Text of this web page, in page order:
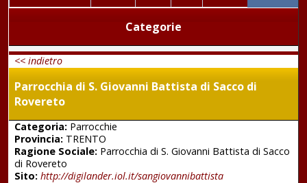
Categorie
<< indietro
Parrocchia di S. Giovanni Battista di Sacco di
Rovereto
Categoria:Parrocchie
Provincia:TRENTO
Ragione Sociale:Parrocchia di S. Giovanni Battista di Sacco
di Rovereto
Sito: http://digilander.iol.it/sangiovannibattista